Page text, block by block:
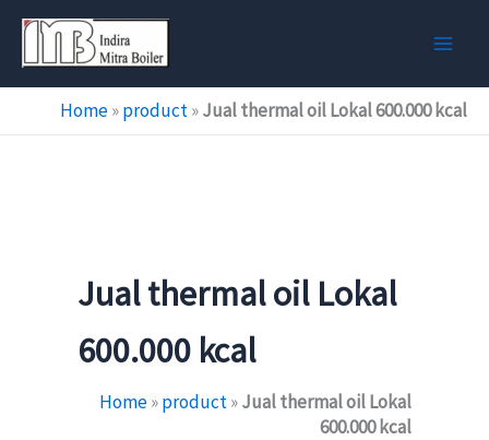
Skip
content
Home»product»Jual thermal oil Lokal 600.000 kcal
Jual thermal oil Lokal
600.000 kcal
Home»product»Jual thermal oil Lokal
600.000 kcal